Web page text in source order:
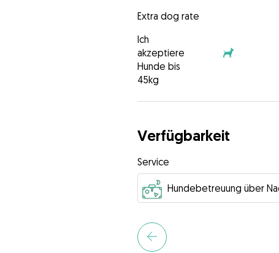
Extra dog rate
Ich
akzeptiere
Hunde bis
45kg
Verfügbarkeit
Service